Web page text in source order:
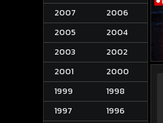
2007
2006
2005
2004
2003
2002
2001
2000
1999
1998
1997
1996